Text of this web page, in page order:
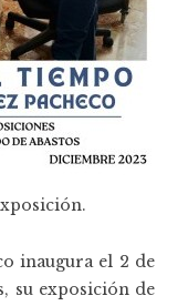
inaugura el 2 de
su exposición de